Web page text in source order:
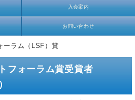
入会案内
お問い合わせ
ーラム（LSF）賞
フォーラム賞受賞者